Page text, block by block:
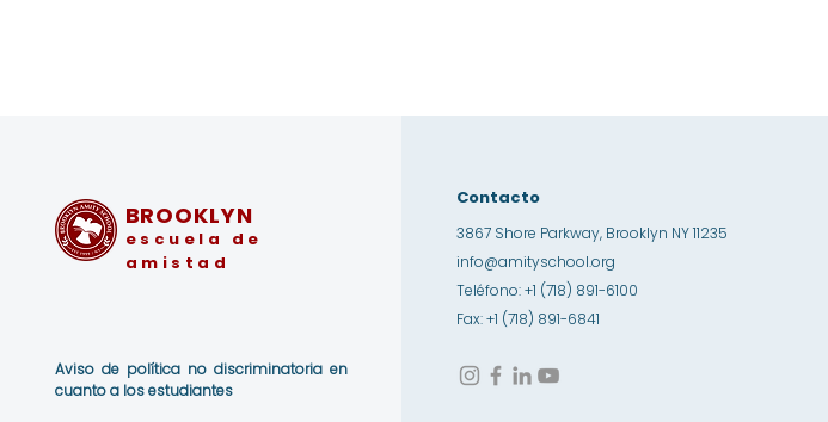
BROOKLYN
escuela de
amistad
Aviso de política no discriminatoria en
cuanto a los estudiantes
Contacto
3867 Shore Parkway, Brooklyn NY 11235
info@amityschool.org
Teléfono: +1 (718) 891-6100
Fax: +1 (718) 891-6841